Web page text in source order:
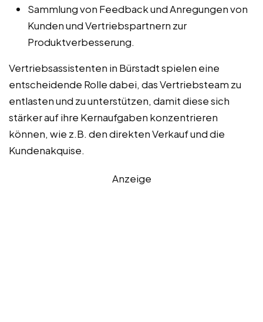
Sammlung von Feedback und Anregungen von
Kunden und Vertriebspartnern zur
Produktverbesserung.
Vertriebsassistenten in Bürstadt spielen eine
entscheidende Rolle dabei, das Vertriebsteam zu
entlasten und zu unterstützen, damit diese sich
stärker auf ihre Kernaufgaben konzentrieren
können, wie z.B. den direkten Verkauf und die
Kundenakquise.
Anzeige